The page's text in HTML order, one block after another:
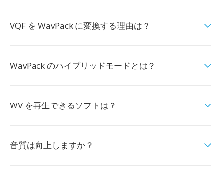
VQF を WavPack に変換する理由は？
WavPack のハイブリッドモードとは？
WV を再生できるソフトは？
音質は向上しますか？